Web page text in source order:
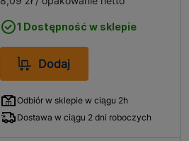
1 Dostępność w sklepie
Dodaj
Odbiór w sklepie w ciągu 2h
Dostawa w ciągu 2 dni roboczych